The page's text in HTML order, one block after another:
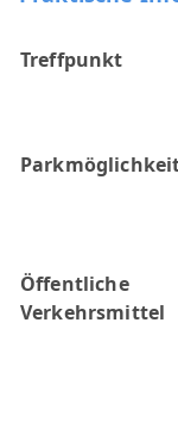
Treffpunkt
Öffentliche
Verkehrsmittel